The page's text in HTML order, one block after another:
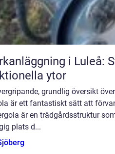
i Luleå:
ytor
grundlig översikt
är ett fantastiskt sätt att
är en trädgårdsstruktur
plats d...